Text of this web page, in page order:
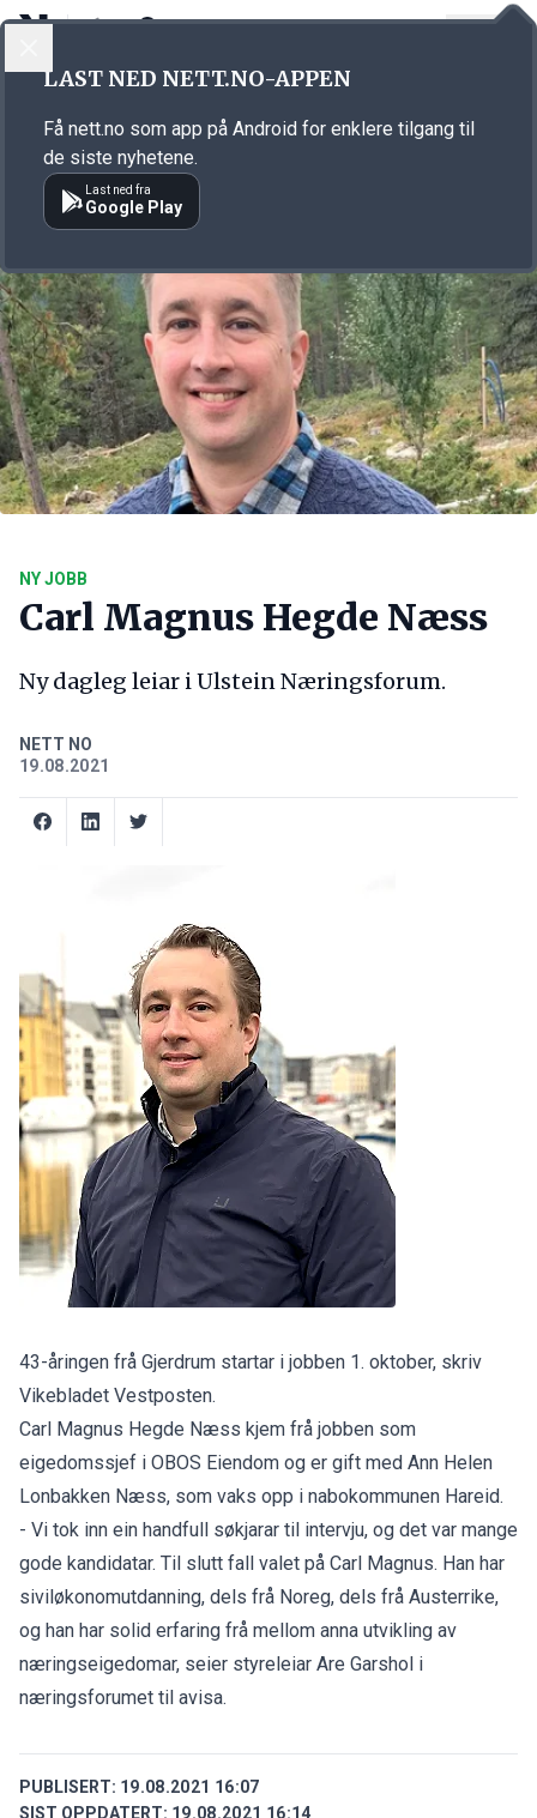
Annonsørinnhold
NY JOBB
Carl Magnus Hegde Næss
Ny dagleg leiar i Ulstein Næringsforum.
NETT NO
19.08.2021
43-åringen frå Gjerdrum startar i jobben 1. oktober, skriv
Vikebladet Vestposten.
Carl Magnus Hegde Næss kjem frå jobben som
eigedomssjef i OBOS Eiendom og er gift med Ann Helen
Lonbakken Næss, som vaks opp i nabokommunen Hareid.
- Vi tok inn ein handfull søkjarar til intervju, og det var mange
gode kandidatar. Til slutt fall valet på Carl Magnus. Han har
siviløkonomutdanning, dels frå Noreg, dels frå Austerrike,
og han har solid erfaring frå mellom anna utvikling av
næringseigedomar, seier styreleiar Are Garshol i
næringsforumet til avisa.
PUBLISERT: 19.08.2021 16:07
SIST OPPDATERT: 19.08.2021 16:14
LAST NED NETT.NO-APPEN
Få nett.no som app på Android for enklere tilgang til
de siste nyhetene.
Last ned fra
Google Play